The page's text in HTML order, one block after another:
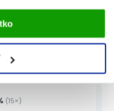
po dobu jedného
cookies
o cookies.
100 + 20
(15×)